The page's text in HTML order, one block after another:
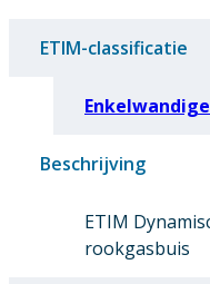
ETIM-classificatie
Beschrijving
ETIM
rookgasbuis